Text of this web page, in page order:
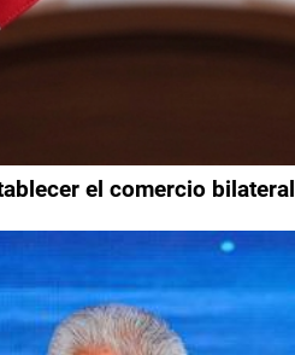
el comercio bilateral